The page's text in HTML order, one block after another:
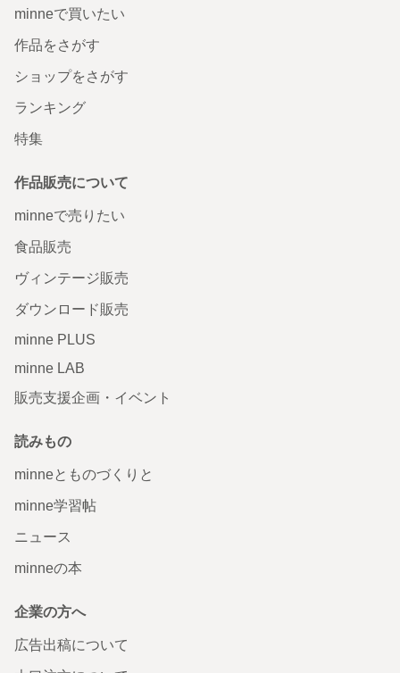
minneで買いたい
作品をさがす
ショップをさがす
ランキング
特集
作品販売について
minneで売りたい
食品販売
ヴィンテージ販売
ダウンロード販売
minne PLUS
minne LAB
販売支援企画・イベント
読みもの
minneとものづくりと
minne学習帖
ニュース
minneの本
企業の方へ
広告出稿について